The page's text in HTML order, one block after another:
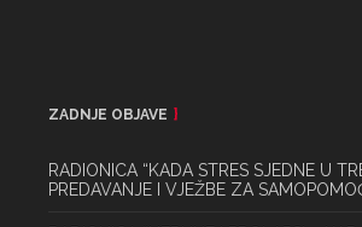
ZADNJE OBJAVE
RADIONICA “KADA STRES SJEDNE U
PREDAVANJE I VJEŽBE ZA